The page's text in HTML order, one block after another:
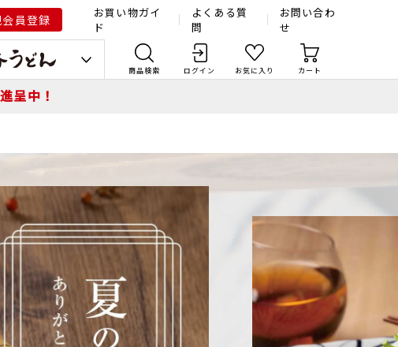
員登録
お買い物ガイ
ド
よくある質
問
お問い合わ
せ
商品検索 ログイン お気に入り カート
進呈中！